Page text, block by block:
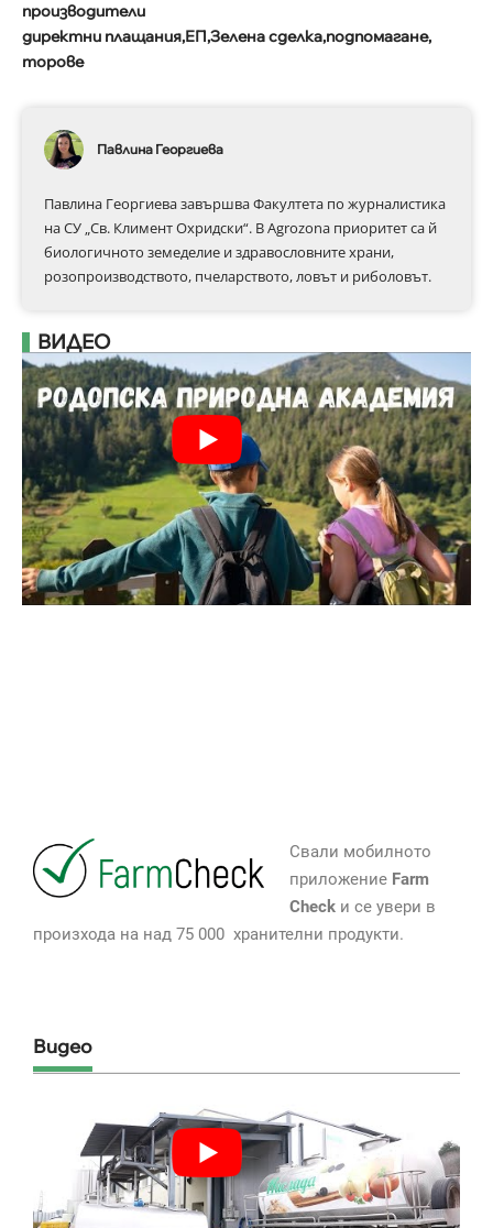
производители
директни плащания ЕП Зелена сделка подпомагане
торове
Павлина Георгиева
Павлина Георгиева завършва Факултета по журналистика
на СУ „Св. Климент Охридски“. В Аgrozona приоритет са й
биологичното земеделие и здравословните храни,
розопроизводството, пчеларството, ловът и риболовът.
ВИДЕО
Свали мобилното
приложение Farm
Checkи се увери в
произхода на над 75 000 хранителни продукти.
Видео